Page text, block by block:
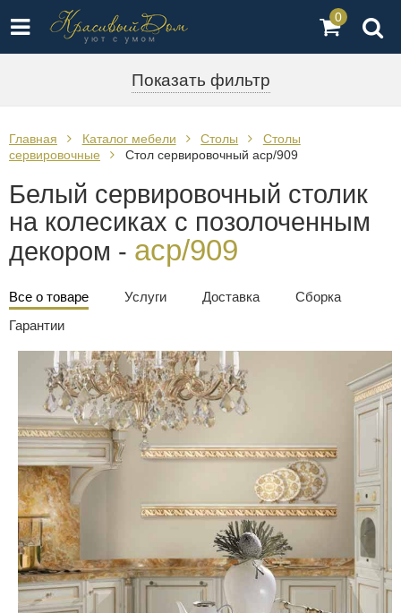
0
Показать фильтр
Главная Каталог мебели Столы
Столы
сервировочные
Стол сервировочный acp/909
Белый сервировочный столик
на колесиках с позолоченным
декором - acp/909
Все о товаре Услуги Доставка
Сборка
Гарантии